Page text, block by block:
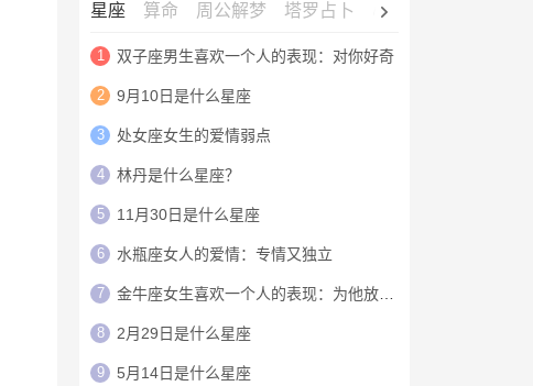
星座 算命 周公解梦 塔罗占卜 心理测试
1 双子座男生喜欢一个人的表现：对你好奇
2 9月10日是什么星座
3 处女座女生的爱情弱点
4 林丹是什么星座？
5 11月30日是什么星座
6 水瓶座女人的爱情：专情又独立
7 金牛座女生喜欢一个人的表现：为他放弃固执
8 2月29日是什么星座
9 5月14日是什么星座